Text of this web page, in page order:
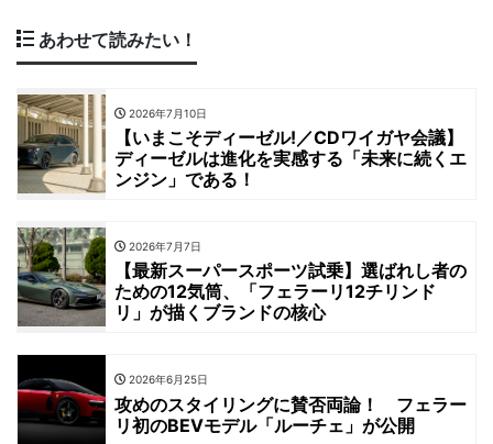
あわせて読みたい！
2026年7月10日
【いまこそディーゼル!／CDワイガヤ会議】
ディーゼルは進化を実感する「未来に続くエ
ンジン」である！
2026年7月7日
【最新スーパースポーツ試乗】選ばれし者の
ための12気筒、「フェラーリ12チリンド
リ」が描くブランドの核心
2026年6月25日
攻めのスタイリングに賛否両論！ フェラー
リ初のBEVモデル「ルーチェ」が公開